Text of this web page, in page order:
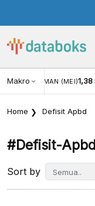
MakroWISMAN (MEI)1,38
Home Defisit Apbd
#defisit-Apbd
Sort by